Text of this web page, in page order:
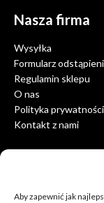
Aby zapewnić jak
Nasza firma
Wysyłka
Formularz
Regulamin sklepu
O nas
Polityka prywatności
Kontakt z nami